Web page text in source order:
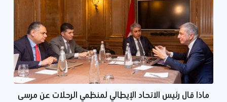
ماذا قال رئيس الاتحاد الإيطالي لمنظمي الرحلات عن مرسى